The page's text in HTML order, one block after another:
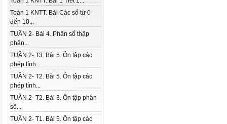
Toán 1 KNTT. Bài Các số từ 0
đến 10...
TUẦN 2- Bài 4. Phân số thập
phân...
TUẦN 2- T3. Bài 5. Ôn tập các
phép tính...
TUẦN 2- T2. Bài 5. Ôn tập các
phép tính...
TUẦN 2- T2. Bài 3. Ôn tập phân
số...
TUẦN 2- T1. Bài 5. Ôn tập các